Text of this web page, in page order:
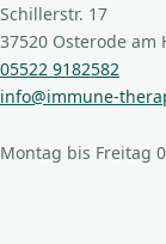
Schillerstr. 17
37520 Osterode am
05522 9182582
info@immune-
Montag bis Freitag